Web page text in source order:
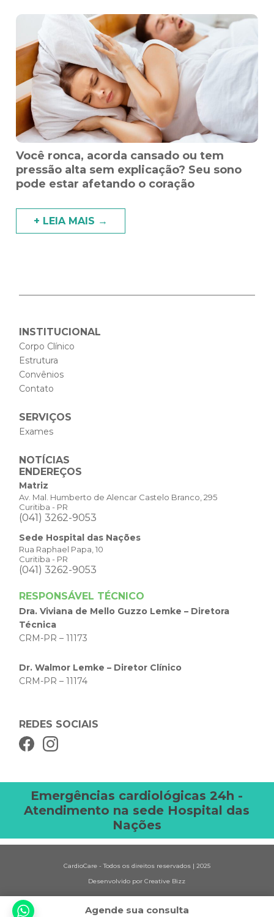
Você ronca, acorda cansado ou tem
pressão alta sem explicação? Seu sono
pode estar afetando o coração
+ LEIA MAIS →
Agende sua consulta
INSTITUCIONAL
Corpo Clínico
Estrutura
Convênios
Contato
SERVIÇOS
Exames
NOTÍCIAS
ENDEREÇOS
Matriz
Av. Mal. Humberto de Alencar Castelo Branco, 295
Curitiba - PR
(041) 3262-9053
Sede Hospital das Nações
Rua Raphael Papa, 10
Curitiba - PR
(041) 3262-9053
RESPONSÁVEL TÉCNICO
Dra. Viviana de Mello Guzzo Lemke – Diretora
Técnica
CRM-PR – 11173
Dr. Walmor Lemke – Diretor Clínico
CRM-PR – 11174
REDES SOCIAIS
Emergências cardiológicas 24h -
Atendimento na sede Hospital das
Nações
CardioCare - Todos os direitos reservados | 2025
Desenvolvido por Creative Bizz